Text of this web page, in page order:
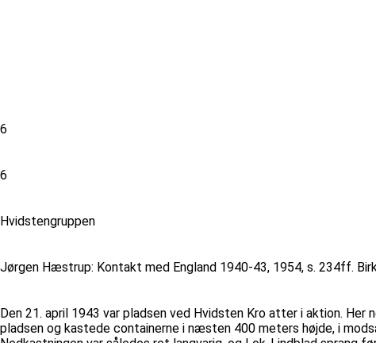
6
6
Hvidstengruppen
Jørgen Hæstrup: Kontakt med England 1940-43, 1954, s. 234ff.
Den 21. april 1943 var pladsen ved Hvidsten Kro atter i aktion.
pladsen og kastede containerne i næsten 400 meters højde, i